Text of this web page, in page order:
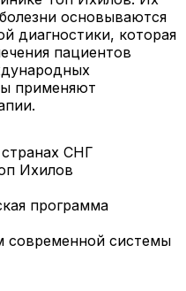
основываются
диагностики, которая
пациентов
применяют
СНГ
Ихилов
программа
современной системы